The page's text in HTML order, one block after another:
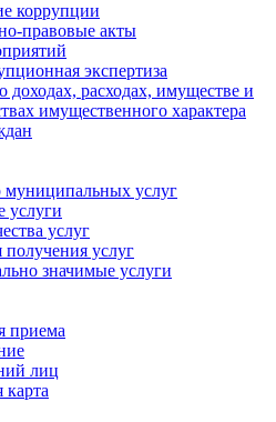
коррупции
правовые акты
экспертиза
доходах, расходах, имуществе и
имущественного характера
муниципальных услуг
услуги
услуг
услуг
значимые услуги
приема
лиц
карта